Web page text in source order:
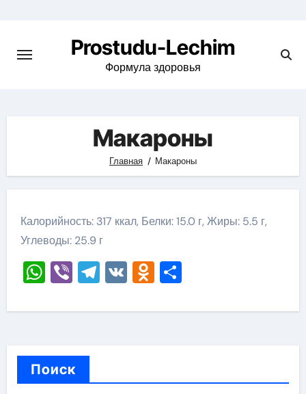
содержимому
Prostudu-Lechim
Формула здоровья
Макароны
Главная Макароны
Калорийность: 317 ккал, Белки: 15.0 г, Жиры: 5.5 г,
Углеводы: 25.9 г
WhatsApp
ViberTelegram
VKOdnoklassniki
Отправить
Поиск